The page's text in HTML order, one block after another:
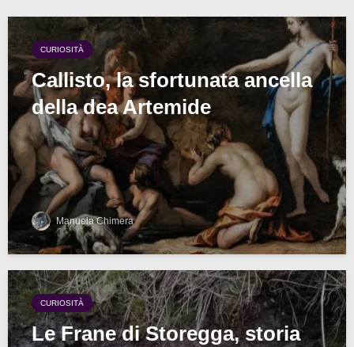
CURIOSITÀ
Callisto, la sfortunata ancella
della dea Artemide
Manuela Chimera
CURIOSITÀ
Le Frane di Storegga, storia